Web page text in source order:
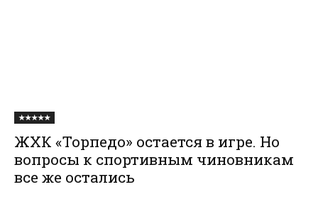
★★★★★
ЖХК «Торпедо» остается в игре. Но
вопросы к спортивным чиновникам
все же остались